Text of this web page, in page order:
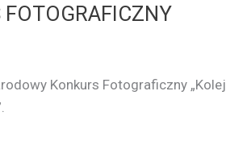
Konkurs Fotograficzny „Kolej